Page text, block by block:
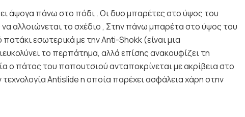
άψογα πάνω στο πόδι . Οι δυο μπαρέτες στο ύψος του
αλλοιώνεται το σχέδιο , Στην πάνω μπαρέτα στο ύψος του
εσωτερικά με την Anti-Shokk (είναι μια
το περπάτημα, αλλά επίσης ανακουφίζει τη
ο πάτος του παπουτσιού ανταποκρίνεται με ακρίβεια στο
Antislide η οποία παρέχει ασφάλεια χάρη στην